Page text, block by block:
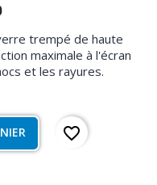
trempé de haute
maximale à l'écran
et les rayures.
favorite_border